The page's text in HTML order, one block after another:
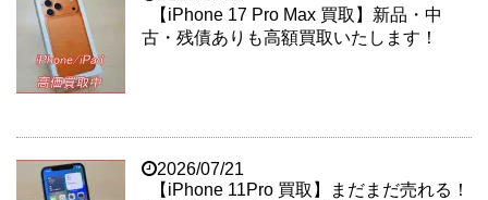
【iPhone 17 Pro Max 買取】新品・中
古・残債ありも高額買取いたします！
2026/07/21
【iPhone 11Pro 買取】まだまだ売れる！